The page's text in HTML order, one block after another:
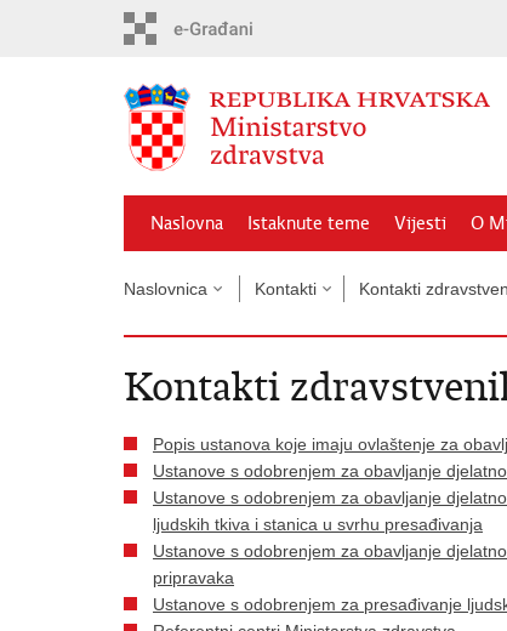
Naslovna Istaknute teme Vijesti O
Naslovnica Kontakti Kontakti
Kontakti
Popis ustanova koje imaju ovlaštenje za
Ustanove s odobrenjem za obavljanje
Ustanove s odobrenjem za obavljanje
ljudskih tkiva i stanica u svrhu presađivanja
Ustanove s odobrenjem za obavljanje
pripravaka
Ustanove s odobrenjem za presađivanje